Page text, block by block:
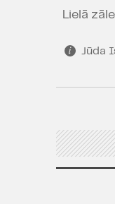
Lielā zāle
Jūda